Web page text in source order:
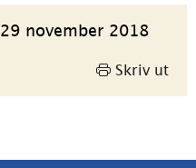
29 november 2018
Skriv ut